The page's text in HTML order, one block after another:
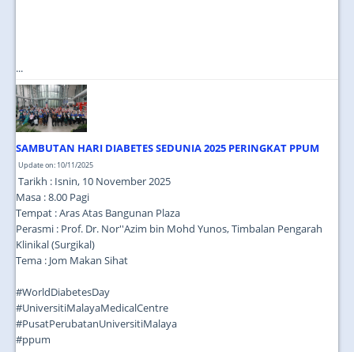
...
SAMBUTAN HARI DIABETES SEDUNIA 2025 PERINGKAT PPUM
Update on: 10/11/2025
Tarikh : Isnin, 10 November 2025
Masa : 8.00 Pagi
Tempat : Aras Atas Bangunan Plaza
Perasmi : Prof. Dr. Nor''Azim bin Mohd Yunos, Timbalan Pengarah
Klinikal (Surgikal)
Tema : Jom Makan Sihat
#WorldDiabetesDay
#UniversitiMalayaMedicalCentre
#PusatPerubatanUniversitiMalaya
#ppum